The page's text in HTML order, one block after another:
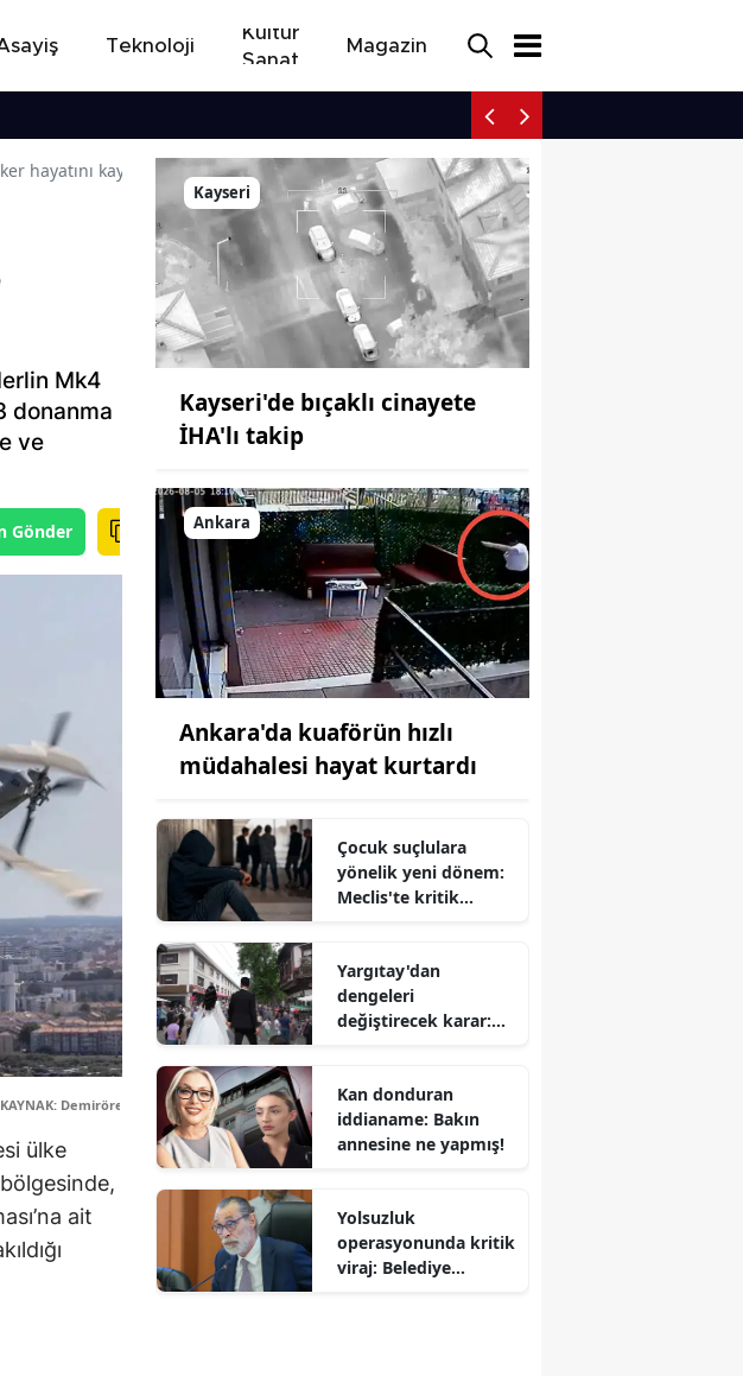
Teknoloji
Kültür
Sanat
Magazin
hayatını kaybetti
Mk4
donanma
ve
Gönder
KAYNAK: Demirören Haber Ajansı
ülke
ait
Kayseri
Kayseri'de bıçaklı cinayete
İHA'lı takip
Ankara
Ankara'da kuaförün hızlı
müdahalesi hayat kurtardı
Çocuk suçlulara
yönelik yeni dönem:
Meclis'te kritik
Yargıtay'dan
dengeleri
değiştirecek karar:
Kan donduran
iddianame: Bakın
annesine ne yapmış!
Yolsuzluk
operasyonunda kritik
viraj: Belediye